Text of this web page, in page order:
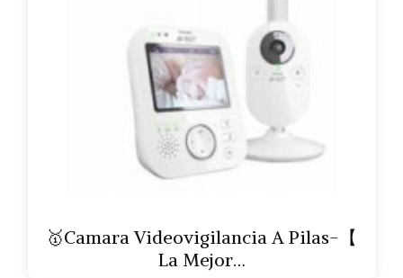
🥇Camara Videovigilancia A Pilas-【
La Mejor…